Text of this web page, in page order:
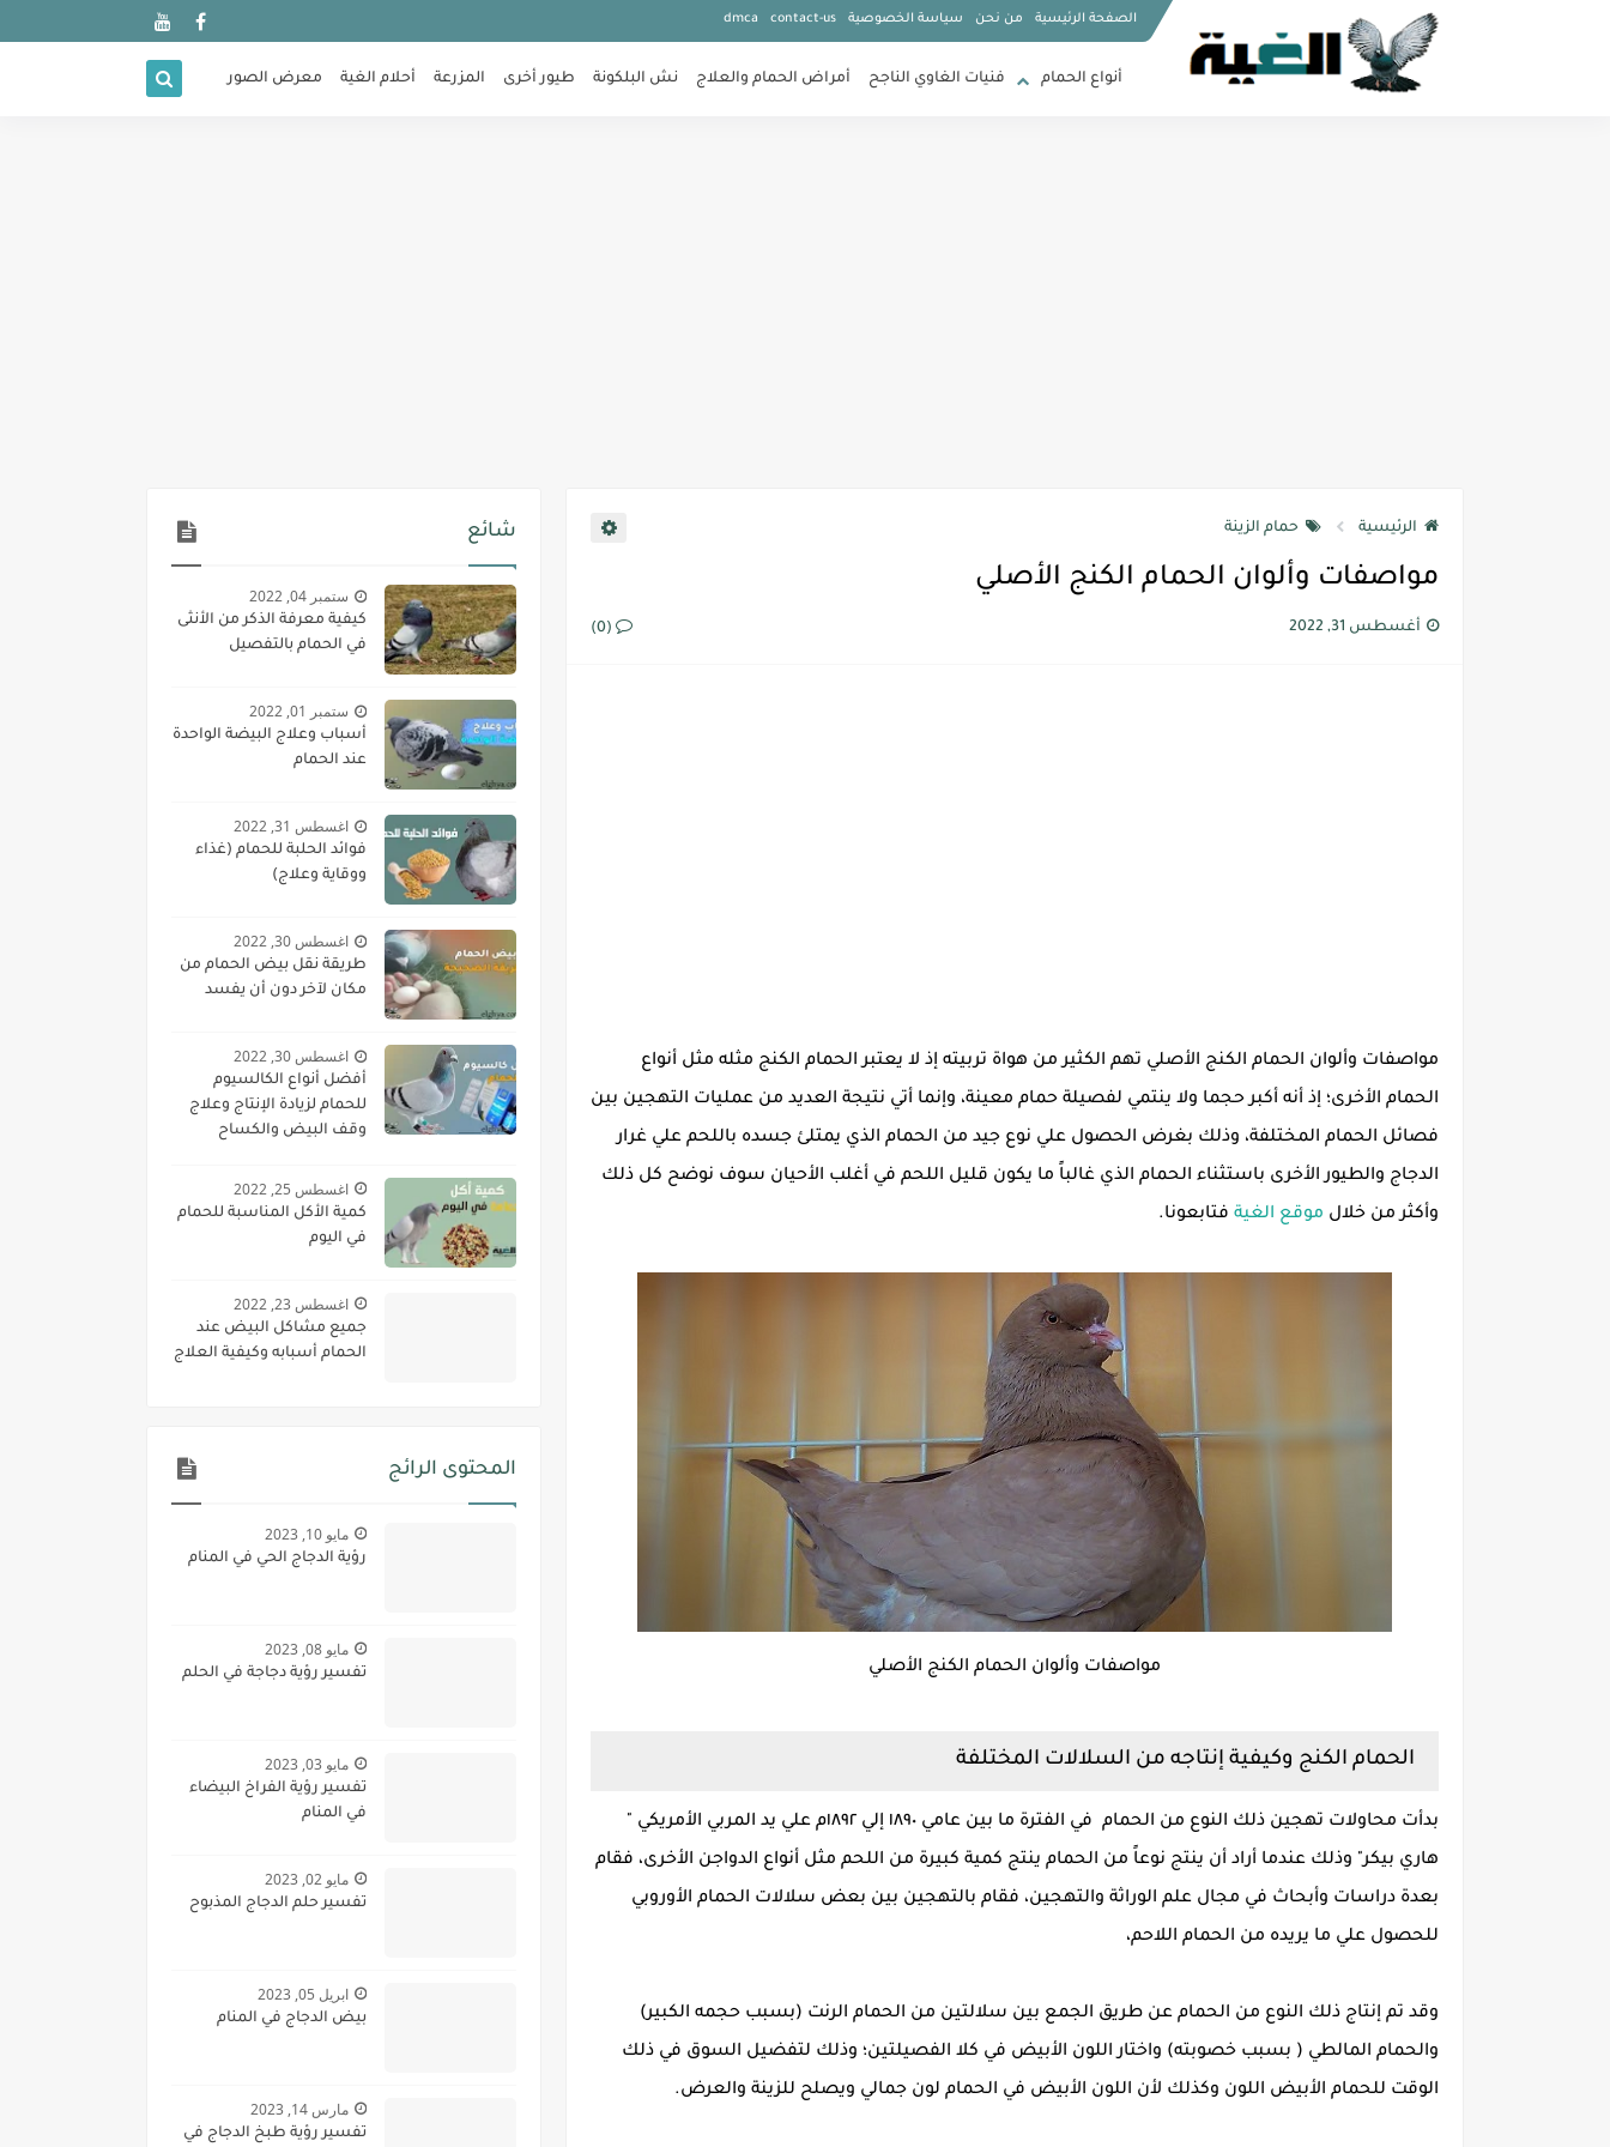
الصفحة الرئيسية من نحن سياسة الخصوصية contact-us
dmca
أنواع الحمام فنيات الغاوي الناجح أمراض الحمام والعلاج نش البلكونة طيور أخرى المزرعة أحلام الغية معرض الصور
الرئيسية حمام الزينة
مواصفات وألوان الحمام الكنج الأصلي
أغسطس 31, 2022 (0)
مواصفات وألوان الحمام الكنج الأصلي تهم الكثير من هواة تربيته إذ لا يعتبر الحمام الكنج مثله مثل أنواع
الحمام الأخرى؛ إذ أنه أكبر حجما ولا ينتمي لفصيلة حمام معينة، وإنما أتي نتيجة العديد من عمليات التهجين بين
فصائل الحمام المختلفة، وذلك بغرض الحصول علي نوع جيد من الحمام الذي يمتلئ جسده باللحم علي غرار
الدجاج والطيور الأخرى باستثناء الحمام الذي غالباً ما يكون قليل اللحم في أغلب الأحيان سوف نوضح كل ذلك
وأكثر من خلال موقع الغية فتابعونا.
مواصفات وألوان الحمام الكنج الأصلي
الحمام الكنج وكيفية إنتاجه من السلالات المختلفة
بدأت محاولات تهجين ذلك النوع من الحمام في الفترة ما بين عامي ١٨٩٠ إلي ١٨٩٢م علي يد المربي الأمريكي "
هاري بيكر" وذلك عندما أراد أن ينتج نوعاً من الحمام ينتج كمية كبيرة من اللحم مثل أنواع الدواجن الأخرى، فقام
بعدة دراسات وأبحاث في مجال علم الوراثة والتهجين، فقام بالتهجين بين بعض سلالات الحمام الأوروبي
للحصول علي ما يريده من الحمام اللاحم،
وقد تم إنتاج ذلك النوع من الحمام عن طريق الجمع بين سلالتين من الحمام الرنت (بسبب حجمه الكبير)
والحمام المالطي ( بسبب خصوبته) واختار اللون الأبيض في كلا الفصيلتين؛ وذلك لتفضيل السوق في ذلك
الوقت للحمام الأبيض اللون وكذلك لأن اللون الأبيض في الحمام لون جمالي ويصلح للزينة والعرض.
شائع
ستمبر 04, 2022
كيفية معرفة الذكر من الأنثى
في الحمام بالتفصيل
ستمبر 01, 2022
أسباب وعلاج البيضة الواحدة
عند الحمام
اغسطس 31, 2022
فوائد الحلبة للحمام (غذاء
ووقاية وعلاج)
اغسطس 30, 2022
طريقة نقل بيض الحمام من
مكان لآخر دون أن يفسد
اغسطس 30, 2022
أفضل أنواع الكالسيوم
للحمام لزيادة الإنتاج وعلاج
وقف البيض والكساح
اغسطس 25, 2022
كمية الأكل المناسبة للحمام
في اليوم
اغسطس 23, 2022
جميع مشاكل البيض عند
الحمام أسبابه وكيفية العلاج
المحتوى الرائج
مايو 10, 2023
رؤية الدجاج الحي في المنام
مايو 08, 2023
تفسير رؤية دجاجة في الحلم
مايو 03, 2023
تفسير رؤية الفراخ البيضاء
في المنام
مايو 02, 2023
تفسير حلم الدجاج المذبوح
ابريل 05, 2023
بيض الدجاج في المنام
مارس 14, 2023
تفسير رؤية طبخ الدجاج في